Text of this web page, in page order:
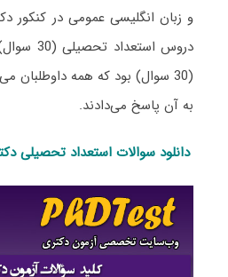
دروس
به آن پاسخ می‌دادند.
دانلود سوالات استعداد تحصیلی